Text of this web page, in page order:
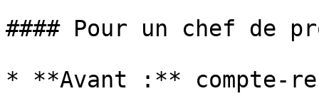
#### Pour un chef de
* **Avant :** compte-